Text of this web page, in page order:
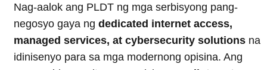
Nag-aalok ang PLDT ng mga serbisyong pang-
negosyo gaya ng dedicated internet access,
managed services, at cybersecurity solutions na
idinisenyo para sa mga modernong opisina. Ang